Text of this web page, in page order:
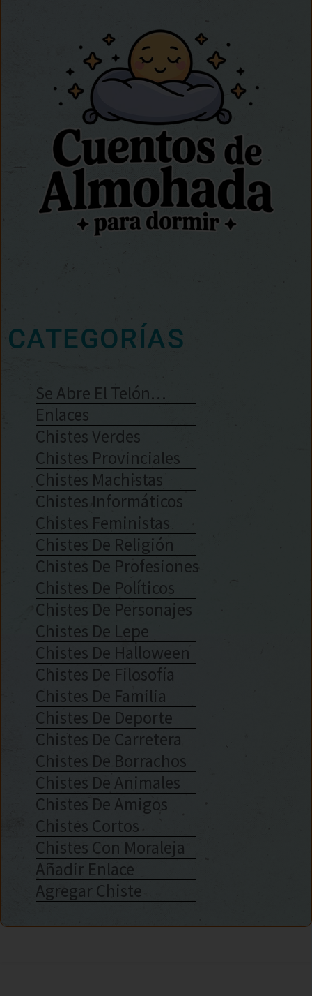
CATEGORÍAS
Se Abre El Telón…
Enlaces
Chistes Verdes
Chistes Provinciales
Chistes Machistas
Chistes Informáticos
Chistes Feministas
Chistes De Religión
Chistes De Profesiones
Chistes De Políticos
Chistes De Personajes
Chistes De Lepe
Chistes De Halloween
Chistes De Filosofía
Chistes De Familia
Chistes De Deporte
Chistes De Carretera
Chistes De Borrachos
Chistes De Animales
Chistes De Amigos
Chistes Cortos
Chistes Con Moraleja
Añadir Enlace
Agregar Chiste